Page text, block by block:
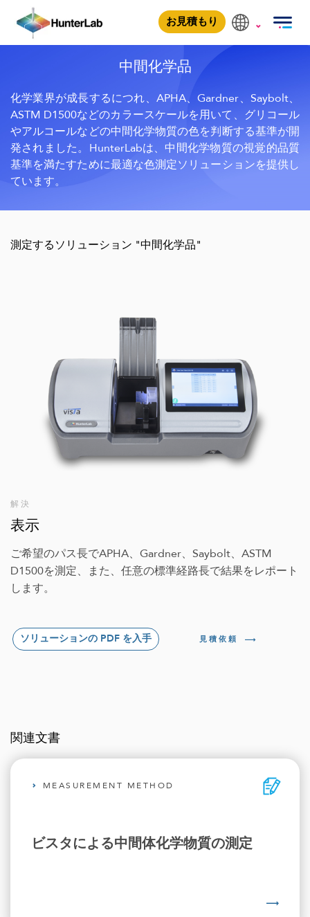
お見積もり
中間体（アルコホール、グリコール）
中間化学品
化学業界が成長するにつれ、APHA、Gardner、Saybolt、
ASTM D1500などのカラースケールを用いて、グリコール
やアルコールなどの中間化学物質の色を判断する基準が開
発されました。HunterLabは、中間化学物質の視覚的品質
基準を満たすために最適な色測定ソリューションを提供し
ています。
測定するソリューション "中間化学品"
解決
表示
ご希望のパス長でAPHA、Gardner、Saybolt、ASTM
D1500を測定、また、任意の標準経路長で結果をレポート
します。
ソリューションの PDF を入手 見積依頼
関連文書
MEASUREMENT METHOD
ビスタによる中間体化学物質の測定